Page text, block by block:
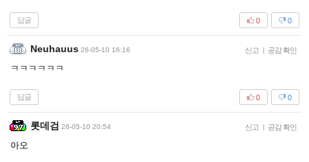
답글 0
0
Neuhauus 26-05-10 16:16 신고 | 공감 확인
ㅋㅋㅋㅋㅋㅋ
답글 0
0
롯데검 26-05-10 20:54 신고 | 공감 확인
아오